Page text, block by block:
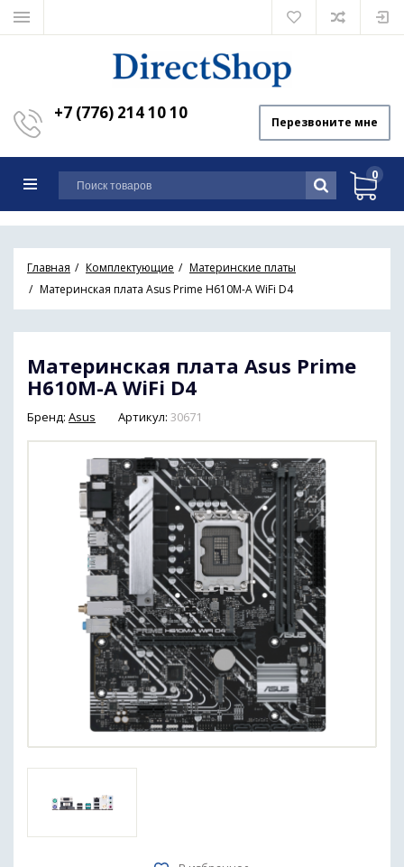
+7 (776) 214 10 10 Перезвоните мне
0
Главная Комплектующие
Материнские платы
Материнская плата Asus Prime H610M-A WiFi D4
Материнская плата Asus Prime
H610M-A WiFi D4
Бренд: Asus Артикул: 30671